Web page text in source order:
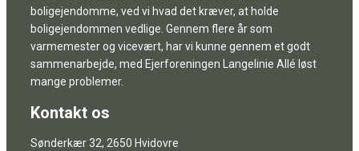
boligejendomme, ved vi hvad det kræver, at holde
boligejendommen vedlige. Gennem flere år som
varmemester og vicevært, har vi kunne gennem et godt
sammenarbejde, med Ejerforeningen Langelinie Allé løst
mange problemer.
Kontakt os
Sønderkær 32, 2650 Hvidovre